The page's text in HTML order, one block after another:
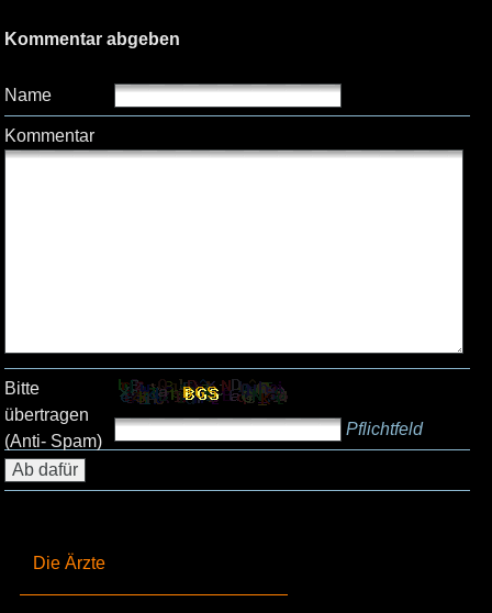
Die Ärzte
Kommentar abgeben
Name
Kommentar
Bitte
übertragen
(Anti- Spam)
Pflichtfeld